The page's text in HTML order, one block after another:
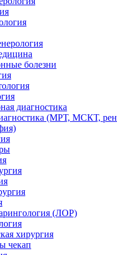
болезни
диагностика
(МРТ, МСКТ,
(ЛОР)
хирургия
чекап